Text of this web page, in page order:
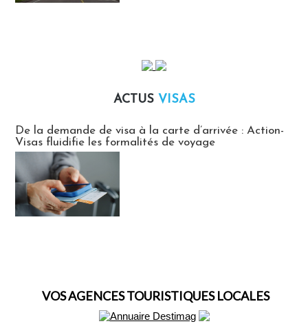
ACTUS VISAS
De la demande de visa à la carte d’arrivée : Action-
Visas fluidifie les formalités de voyage
VOS AGENCES TOURISTIQUES LOCALES